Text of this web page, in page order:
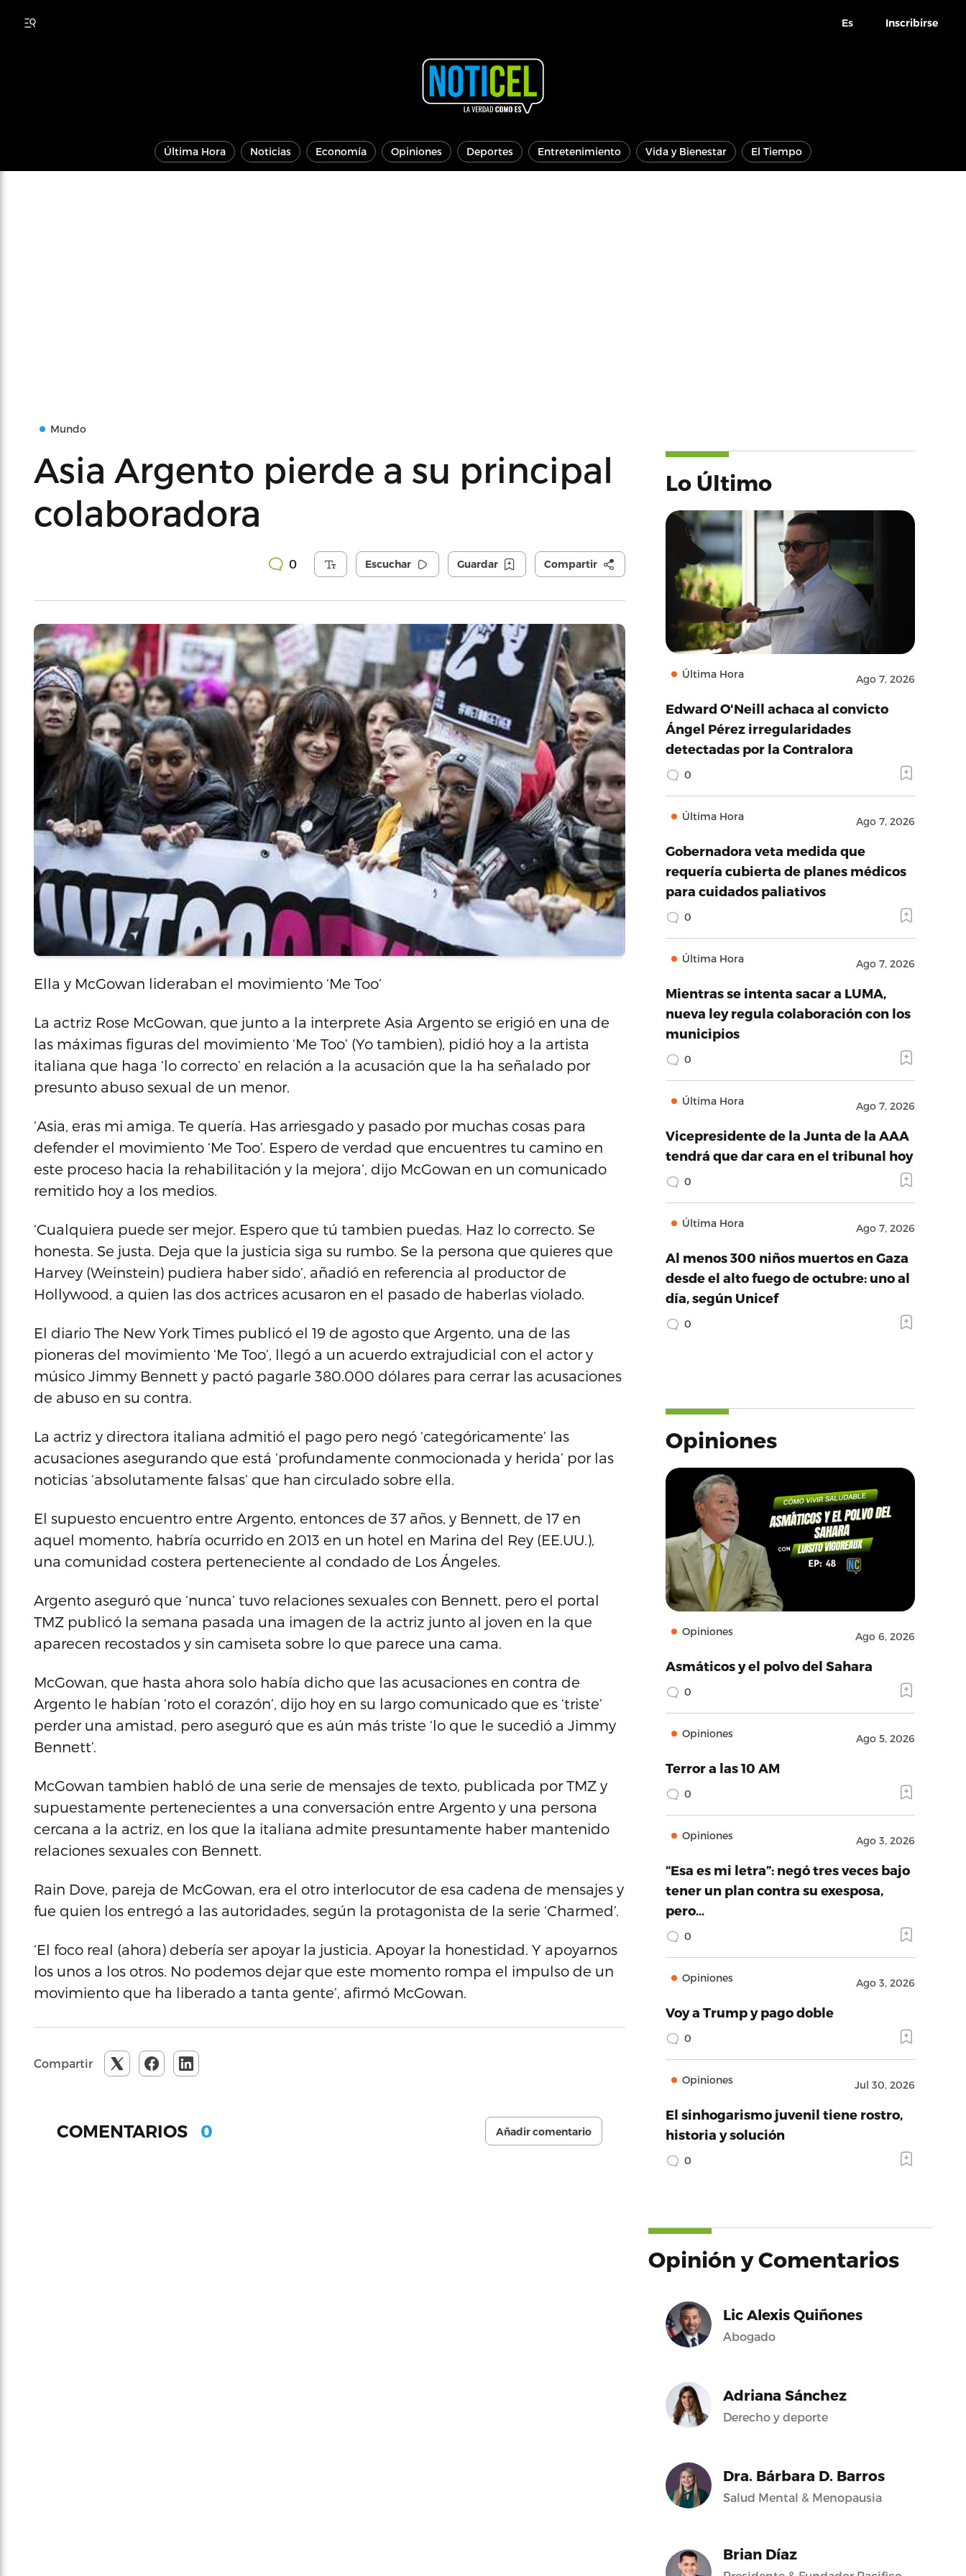
Es Inscribirse
Última Hora Noticias Economía Opiniones Deportes Entretenimiento Vida y Bienestar El Tiempo
Mundo
Asia Argento pierde a su principal
colaboradora
0 Escuchar Guardar Compartir
Ella y McGowan lideraban el movimiento ‘Me Too’
La actriz Rose McGowan, que junto a la interprete Asia Argento se erigió en una de
las máximas figuras del movimiento ‘Me Too’ (Yo tambien), pidió hoy a la artista
italiana que haga ‘lo correcto’ en relación a la acusación que la ha señalado por
presunto abuso sexual de un menor.
‘Asia, eras mi amiga. Te quería. Has arriesgado y pasado por muchas cosas para
defender el movimiento ‘Me Too’. Espero de verdad que encuentres tu camino en
este proceso hacia la rehabilitación y la mejora’, dijo McGowan en un comunicado
remitido hoy a los medios.
‘Cualquiera puede ser mejor. Espero que tú tambien puedas. Haz lo correcto. Se
honesta. Se justa. Deja que la justicia siga su rumbo. Se la persona que quieres que
Harvey (Weinstein) pudiera haber sido’, añadió en referencia al productor de
Hollywood, a quien las dos actrices acusaron en el pasado de haberlas violado.
El diario The New York Times publicó el 19 de agosto que Argento, una de las
pioneras del movimiento ‘Me Too’, llegó a un acuerdo extrajudicial con el actor y
músico Jimmy Bennett y pactó pagarle 380.000 dólares para cerrar las acusaciones
de abuso en su contra.
La actriz y directora italiana admitió el pago pero negó ‘categóricamente’ las
acusaciones asegurando que está ‘profundamente conmocionada y herida’ por las
noticias ‘absolutamente falsas’ que han circulado sobre ella.
El supuesto encuentro entre Argento, entonces de 37 años, y Bennett, de 17 en
aquel momento, habría ocurrido en 2013 en un hotel en Marina del Rey (EE.UU.),
una comunidad costera perteneciente al condado de Los Ángeles.
Argento aseguró que ‘nunca’ tuvo relaciones sexuales con Bennett, pero el portal
TMZ publicó la semana pasada una imagen de la actriz junto al joven en la que
aparecen recostados y sin camiseta sobre lo que parece una cama.
McGowan, que hasta ahora solo había dicho que las acusaciones en contra de
Argento le habían ‘roto el corazón’, dijo hoy en su largo comunicado que es ‘triste’
perder una amistad, pero aseguró que es aún más triste ‘lo que le sucedió a Jimmy
Bennett’.
McGowan tambien habló de una serie de mensajes de texto, publicada por TMZ y
supuestamente pertenecientes a una conversación entre Argento y una persona
cercana a la actriz, en los que la italiana admite presuntamente haber mantenido
relaciones sexuales con Bennett.
Rain Dove, pareja de McGowan, era el otro interlocutor de esa cadena de mensajes y
fue quien los entregó a las autoridades, según la protagonista de la serie ‘Charmed’.
‘El foco real (ahora) debería ser apoyar la justicia. Apoyar la honestidad. Y apoyarnos
los unos a los otros. No podemos dejar que este momento rompa el impulso de un
movimiento que ha liberado a tanta gente’, afirmó McGowan.
Compartir
COMENTARIOS 0 Añadir comentario
Lo Último
Última Hora Ago 7, 2026
Edward O'Neill achaca al convicto
Ángel Pérez irregularidades
detectadas por la Contralora
0
Última Hora Ago 7, 2026
Gobernadora veta medida que
requería cubierta de planes médicos
para cuidados paliativos
0
Última Hora Ago 7, 2026
Mientras se intenta sacar a LUMA,
nueva ley regula colaboración con los
municipios
0
Última Hora Ago 7, 2026
Vicepresidente de la Junta de la AAA
tendrá que dar cara en el tribunal hoy
0
Última Hora Ago 7, 2026
Al menos 300 niños muertos en Gaza
desde el alto fuego de octubre: uno al
día, según Unicef
0
Opiniones
Opiniones Ago 6, 2026
Asmáticos y el polvo del Sahara
0
Opiniones Ago 5, 2026
Terror a las 10 AM
0
Opiniones Ago 3, 2026
“Esa es mi letra”: negó tres veces bajo
tener un plan contra su exesposa,
pero…
0
Opiniones Ago 3, 2026
Voy a Trump y pago doble
0
Opiniones Jul 30, 2026
El sinhogarismo juvenil tiene rostro,
historia y solución
0
Opinión y Comentarios
Lic Alexis Quiñones
Abogado
Adriana Sánchez
Derecho y deporte
Dra. Bárbara D. Barros
Salud Mental & Menopausia
Brian Díaz